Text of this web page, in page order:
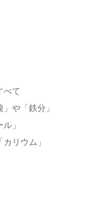
べて
や「鉄分」
」
リウム」